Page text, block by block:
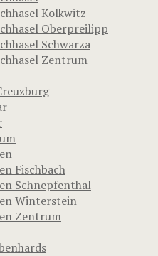
Kolkwitz
Oberpreilipp
Schwarza
Zentrum
Fischbach
Schnepfenthal
Winterstein
Zentrum